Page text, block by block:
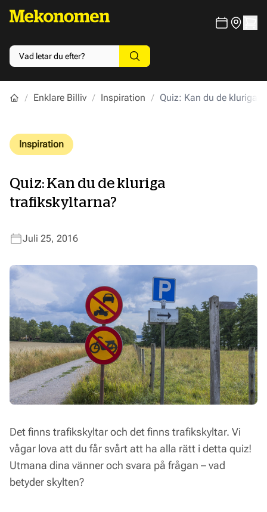
Enklare Billiv Inspiration Quiz: Kan du de kluriga
Inspiration
Quiz: Kan du de kluriga
trafikskyltarna?
Juli 25, 2016
Det finns trafikskyltar och det finns trafikskyltar. Vi
vågar lova att du får svårt att ha alla rätt i detta quiz!
Utmana dina vänner och svara på frågan – vad
betyder skylten?